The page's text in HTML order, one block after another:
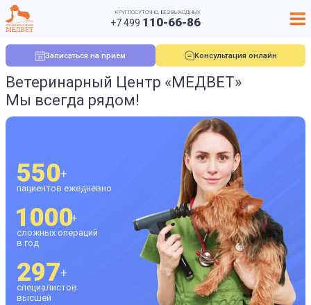
КРУГЛОСУТОЧНО, БЕЗ ВЫХОДНЫХ
+7 499 110-66-86
Записаться на прием Консультация онлайн
Ветеринарный Центр «МЕДВЕТ»
Мы всегда рядом!
550+
пациентов ежедневно
1000+
сложных операций
в год
297+
специалистов
высшей